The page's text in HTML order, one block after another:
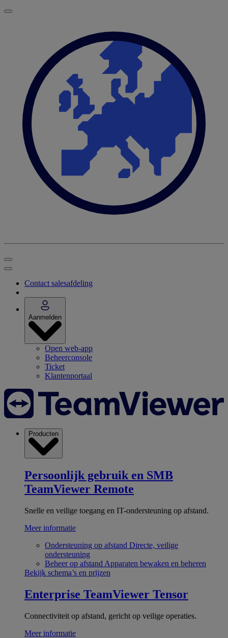
Contact salesafdeling
Aanmelden
Open web-app
Beheerconsole
Ticket
Klantenportaal
Producten
Persoonlijk gebruik en SMB
TeamViewer Remote
Snelle en veilige toegang en IT-ondersteuning op afstand.
Meer informatie
Ondersteuning op afstand Directe, veilige
ondersteuning
Beheer op afstand Apparaten bewaken en beheren
Bekijk schema’s en prijzen
Enterprise TeamViewer Tensor
Connectiviteit op afstand, gericht op veilige operaties.
Meer informatie